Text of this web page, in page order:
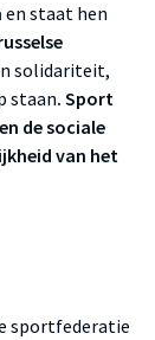
en staat hen
solidariteit,
staan. Sport
de sociale
van het
sportfederatie